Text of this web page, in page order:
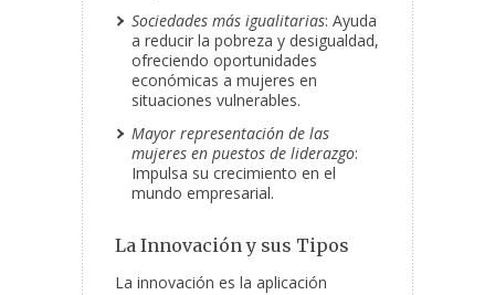
Sociedades más igualitarias: Ayuda
a reducir la pobreza y desigualdad,
ofreciendo oportunidades
económicas a mujeres en
situaciones vulnerables.
Mayor representación de las
mujeres en puestos de liderazgo:
Impulsa su crecimiento en el
mundo empresarial.
La Innovación y sus Tipos
La innovación es la aplicación